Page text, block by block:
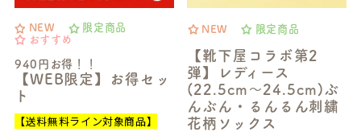
NEW
限定商品
おすすめ
940円お得！！
【WEB限定】お得セッ
ト
【送料無料ライン対象商品】
NEW 限定商品
【靴下屋コラボ第2
弾】レディース
(22.5cm～24.5cm)ぶ
んぶん・るんるん刺繍
花柄ソックス